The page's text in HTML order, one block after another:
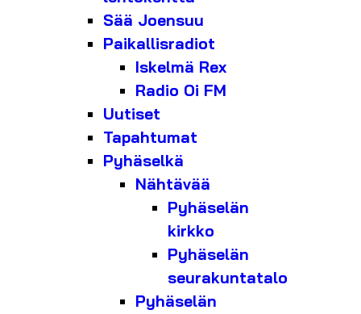
Sää Joensuu
Paikallisradiot
Iskelmä Rex
Radio Oi FM
Uutiset
Tapahtumat
Pyhäselkä
Nähtävää
Pyhäselän
kirkko
Pyhäselän
seurakuntatalo
Pyhäselän